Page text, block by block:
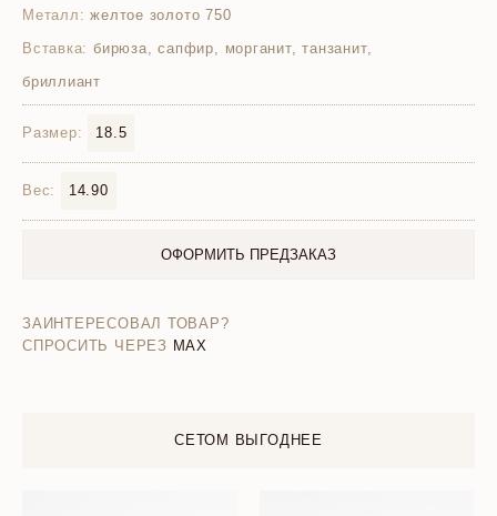
Металл: желтое золото 750
Вставка: бирюза, сапфир, морганит, танзанит,
бриллиант
Размер: 18.5
Вес: 14.90
ОФОРМИТЬ ПРЕДЗАКАЗ
ЗАИНТЕРЕСОВАЛ ТОВАР?
СПРОСИТЬ ЧЕРЕЗ MAX
СЕТОМ ВЫГОДНЕЕ